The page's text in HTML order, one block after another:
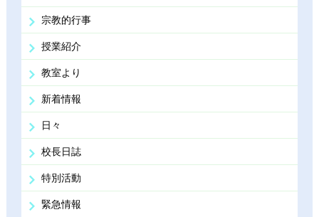
宗教的行事
授業紹介
教室より
新着情報
日々
校長日誌
特別活動
緊急情報